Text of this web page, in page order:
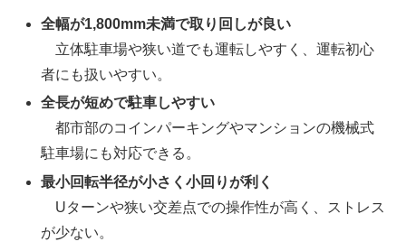
全幅が1,800mm未満で取り回しが良い
立体駐車場や狭い道でも運転しやすく、運転初心
者にも扱いやすい。
全長が短めで駐車しやすい
都市部のコインパーキングやマンションの機械式
駐車場にも対応できる。
最小回転半径が小さく小回りが利く
Uターンや狭い交差点での操作性が高く、ストレス
が少ない。